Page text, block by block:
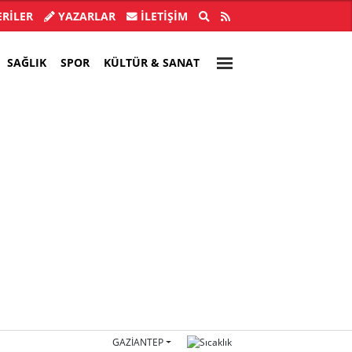
Başkanı İlkay Çiçek tutuklandı!
YAZARLAR İLETIŞIM
SAĞLIK SPOR KÜLTÜR & SANAT
GAZIANTEP